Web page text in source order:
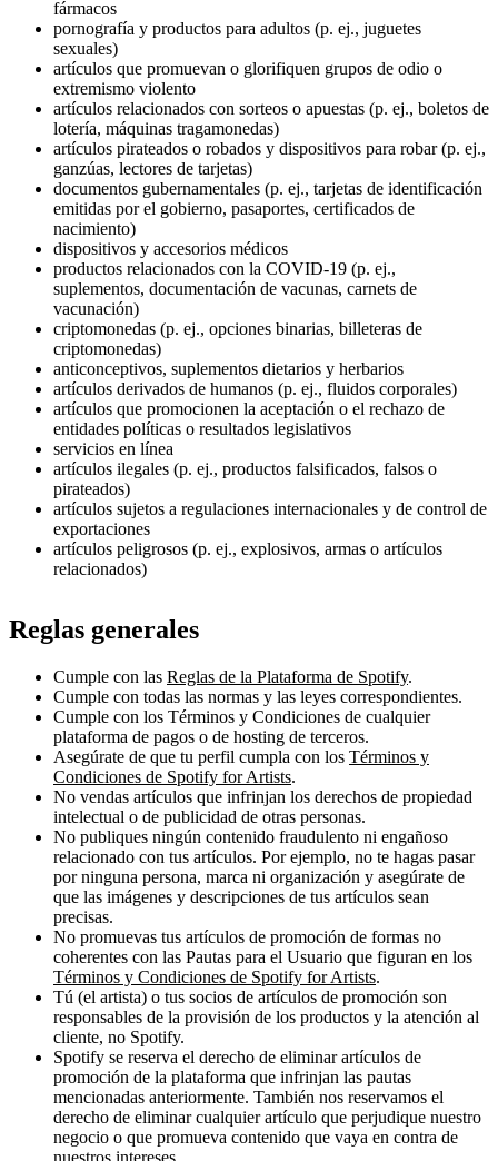
fármacos
pornografía y productos para adultos (p. ej., juguetes
sexuales)
artículos que promuevan o glorifiquen grupos de odio o
extremismo violento
artículos relacionados con sorteos o apuestas (p. ej., boletos de
lotería, máquinas tragamonedas)
artículos pirateados o robados y dispositivos para robar (p. ej.,
ganzúas, lectores de tarjetas)
documentos gubernamentales (p. ej., tarjetas de identificación
emitidas por el gobierno, pasaportes, certificados de
nacimiento)
dispositivos y accesorios médicos
productos relacionados con la COVID-19 (p. ej.,
suplementos, documentación de vacunas, carnets de
vacunación)
criptomonedas (p. ej., opciones binarias, billeteras de
criptomonedas)
anticonceptivos, suplementos dietarios y herbarios
artículos derivados de humanos (p. ej., fluidos corporales)
artículos que promocionen la aceptación o el rechazo de
entidades políticas o resultados legislativos
servicios en línea
artículos ilegales (p. ej., productos falsificados, falsos o
pirateados)
artículos sujetos a regulaciones internacionales y de control de
exportaciones
artículos peligrosos (p. ej., explosivos, armas o artículos
relacionados)
Reglas generales
Cumple con las Reglas de la Plataforma de Spotify.
Cumple con todas las normas y las leyes correspondientes.
Cumple con los Términos y Condiciones de cualquier
plataforma de pagos o de hosting de terceros.
Asegúrate de que tu perfil cumpla con los Términos y
Condiciones de Spotify for Artists.
No vendas artículos que infrinjan los derechos de propiedad
intelectual o de publicidad de otras personas.
No publiques ningún contenido fraudulento ni engañoso
relacionado con tus artículos. Por ejemplo, no te hagas pasar
por ninguna persona, marca ni organización y asegúrate de
que las imágenes y descripciones de tus artículos sean
precisas.
No promuevas tus artículos de promoción de formas no
coherentes con las Pautas para el Usuario que figuran en los
Términos y Condiciones de Spotify for Artists.
Tú (el artista) o tus socios de artículos de promoción son
responsables de la provisión de los productos y la atención al
cliente, no Spotify.
Spotify se reserva el derecho de eliminar artículos de
promoción de la plataforma que infrinjan las pautas
mencionadas anteriormente. También nos reservamos el
derecho de eliminar cualquier artículo que perjudique nuestro
negocio o que promueva contenido que vaya en contra de
nuestros intereses.